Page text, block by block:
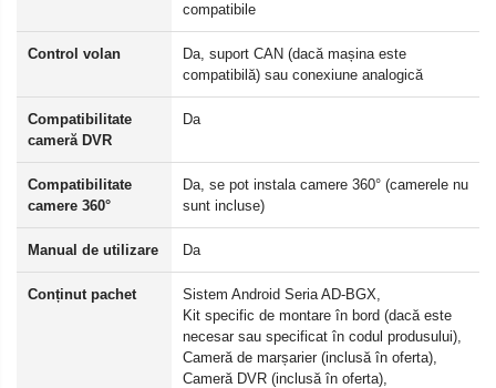
compatibile
Control volan
Da, suport CAN (dacă mașina este
compatibilă) sau conexiune analogică
Compatibilitate
cameră DVR
Da
Compatibilitate
camere 360°
Da, se pot instala camere 360° (camerele nu
sunt incluse)
Manual de utilizare Da
Conținut pachet
Sistem Android Seria AD-BGX,
Kit specific de montare în bord (dacă este
necesar sau specificat în codul produsului),
Cameră de marșarier (inclusă în oferta),
Cameră DVR (inclusă în oferta),